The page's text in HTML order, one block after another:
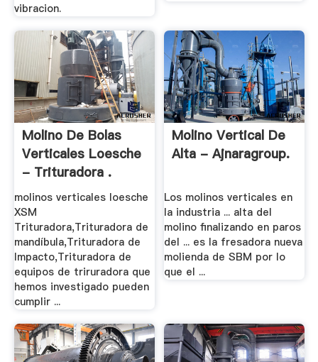
vibracion.
Molino De Bolas
Verticales Loesche
- Trituradora .
molinos verticales loesche
XSM
Trituradora,Trituradora de
mandíbula,Trituradora de
Impacto,Trituradora de
equipos de triruradora que
hemos investigado pueden
cumplir ...
Molino Vertical De
Alta - Ajnaragroup.
Los molinos verticales en
la industria ... alta del
molino finalizando en paros
del ... es la fresadora nueva
molienda de SBM por lo
que el ...